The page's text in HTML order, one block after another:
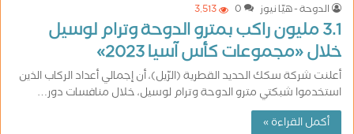
الدوحة - هيّا نيوز
0 3٬513
3.1 مليون راكب بمترو الدوحة وترام لوسيل
خلال «مجموعات كأس آسيا 2023»
أعلنت شركة سكك الحديد القطرية (الرّيل)، أن إجمالي أعداد الركاب الذين
استخدموا شبكتي مترو الدوحة وترام لوسيل، خلال منافسات دور…
أكمل القراءة »